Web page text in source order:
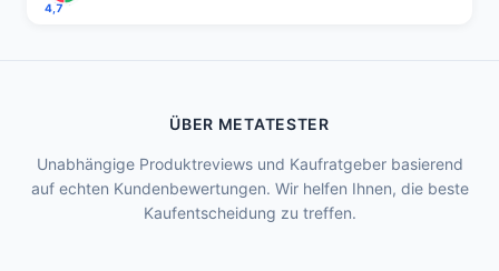
4,7
ÜBER METATESTER
Unabhängige Produktreviews und Kaufratgeber basierend
auf echten Kundenbewertungen. Wir helfen Ihnen, die beste
Kaufentscheidung zu treffen.